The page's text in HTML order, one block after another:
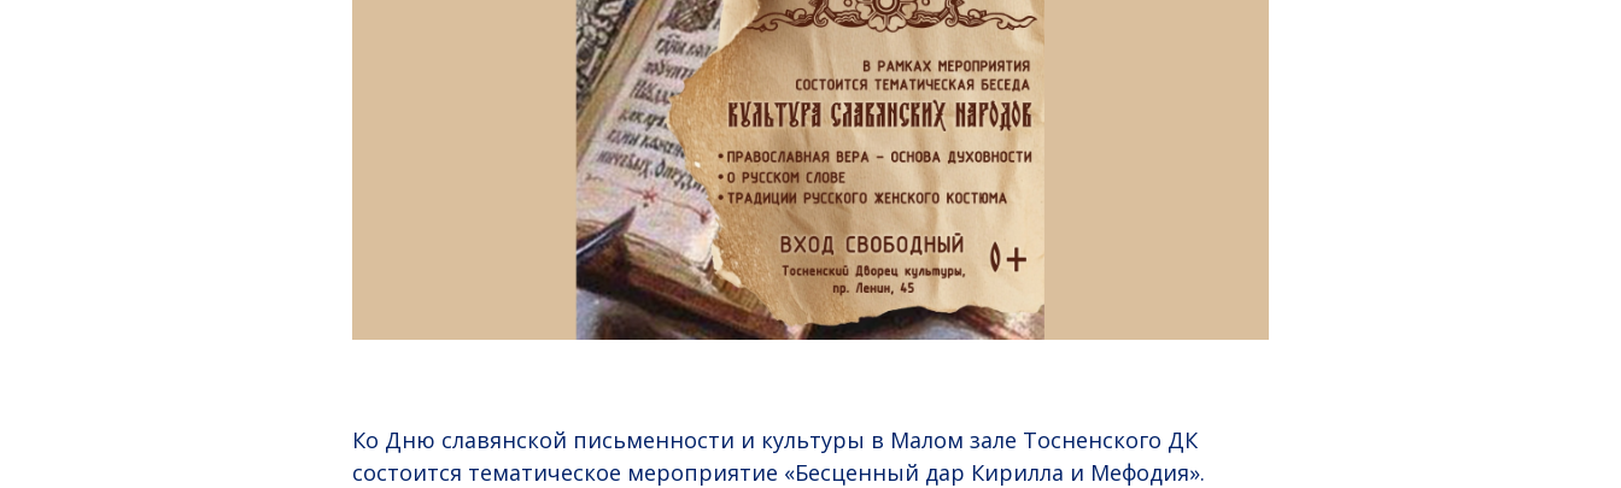
Ко Дню славянской письменности и культуры в Малом зале Тосненского ДК
состоится тематическое мероприятие «Бесценный дар Кирилла и Мефодия».